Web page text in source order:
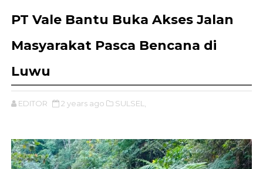
PT Vale Bantu Buka Akses Jalan
Masyarakat Pasca Bencana di
Luwu
EDITOR 2 years ago SULSEL,